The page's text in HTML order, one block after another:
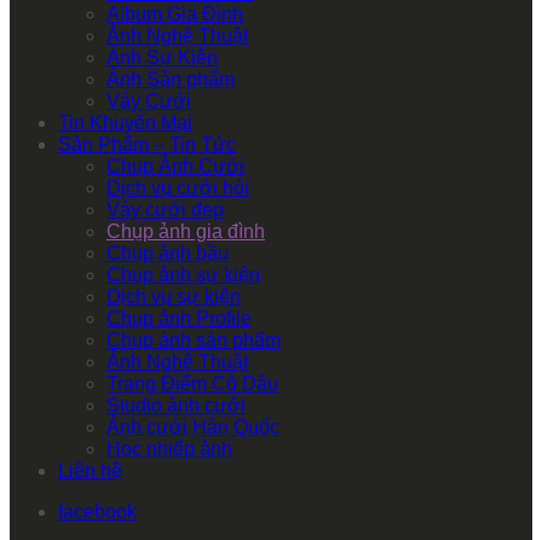
Album Gia Đình
Ảnh Nghệ Thuật
Ảnh Sự Kiện
Ảnh Sản phẩm
Váy Cưới
Tin Khuyến Mại
Sản Phẩm – Tin Tức
Chụp Ảnh Cưới
Dịch vụ cưới hỏi
Váy cưới đẹp
Chụp ảnh gia đình
Chụp ảnh bầu
Chụp ảnh sự kiện
Dịch vụ sự kiện
Chụp ảnh Profile
Chụp ảnh sản phẩm
Ảnh Nghệ Thuật
Trang Điểm Cô Dâu
Studio ảnh cưới
Ảnh cưới Hàn Quốc
Học nhiếp ảnh
Liên hệ
facebook